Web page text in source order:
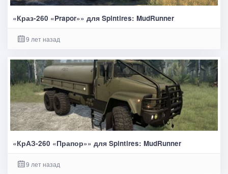
«Краз-260 «Prapor»» для Spintires: MudRunner
9 лет назад
«КрАЗ-260 «Прапор»» для Spintires: MudRunner
9 лет назад